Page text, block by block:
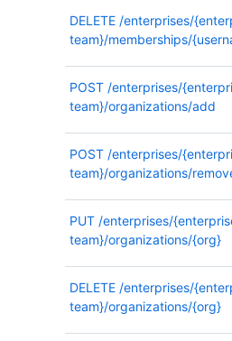
DELETE /enterprises/
team}/memberships/
POST /enterprises/
team}/organizations/add
POST /enterprises/
team}/organizations/
PUT /enterprises/
team}/organizations/{org}
DELETE /enterprises/
team}/organizations/{org}